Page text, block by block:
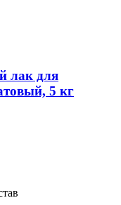
лак для
5 кг